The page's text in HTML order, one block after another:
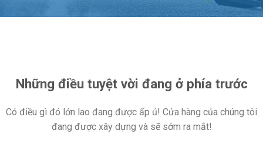
dungNhững điều tuyệt vời đang ở phía trước
Có điều gì đó lớn lao đang được ấp ủ! Cửa hàng của chúng tôi
đang được xây dựng và sẽ sớm ra mắt!